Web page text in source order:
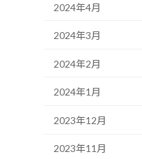
2024年4月
2024年3月
2024年2月
2024年1月
2023年12月
2023年11月